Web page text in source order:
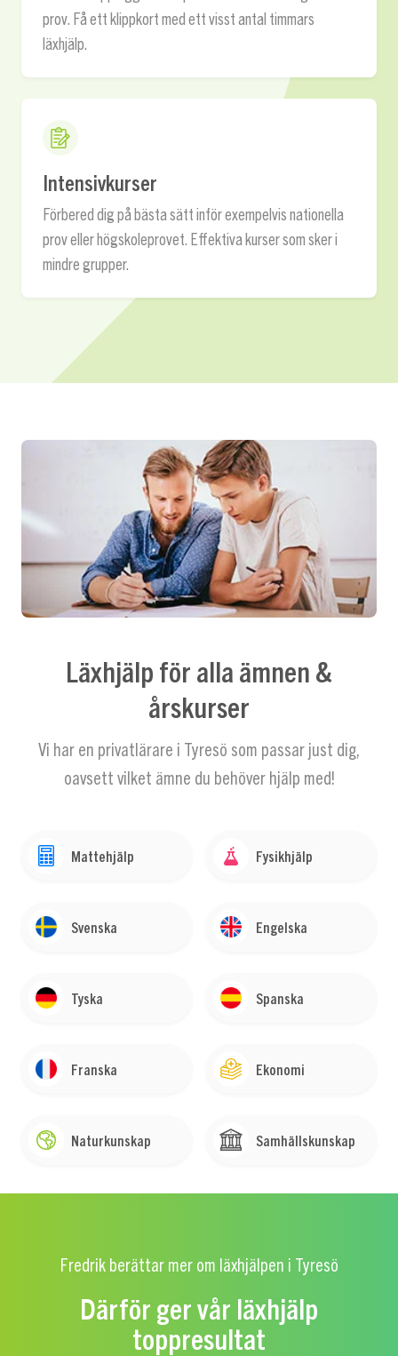
prov. Få ett klippkort med ett visst antal timmars
läxhjälp.
Intensivkurser
Förbered dig på bästa sätt inför exempelvis nationella
prov eller högskoleprovet. Effektiva kurser som sker i
mindre grupper.
Läxhjälp för alla ämnen &
årskurser
Vi har en privatlärare i Tyresö som passar just dig,
oavsett vilket ämne du behöver hjälp med!
Mattehjälp Fysikhjälp
Svenska Engelska
Tyska Spanska
Franska Ekonomi
Naturkunskap Samhällskunskap
Fredrik berättar mer om läxhjälpen i Tyresö
Därför ger vår läxhjälp
toppresultat